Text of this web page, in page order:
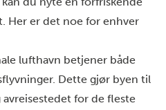
Her er det noe for enhver
lufthavn betjener både
Dette gjør byen til
for de fleste